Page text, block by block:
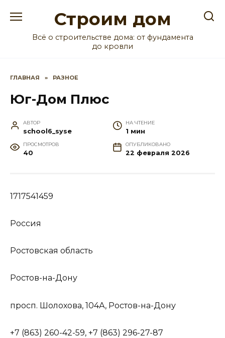
Строим дом
Всё о строительстве дома: от фундамента
до кровли
ГЛАВНАЯ » РАЗНОЕ
Юг-Дом Плюс
АВТОР
school6_syse
НА ЧТЕНИЕ
1 мин
ПРОСМОТРОВ
40
ОПУБЛИКОВАНО
22 февраля 2026
1717541459
Россия
Ростовская область
Ростов-на-Дону
просп. Шолохова, 104А, Ростов-на-Дону
+7 (863) 260-42-59, +7 (863) 296-27-87